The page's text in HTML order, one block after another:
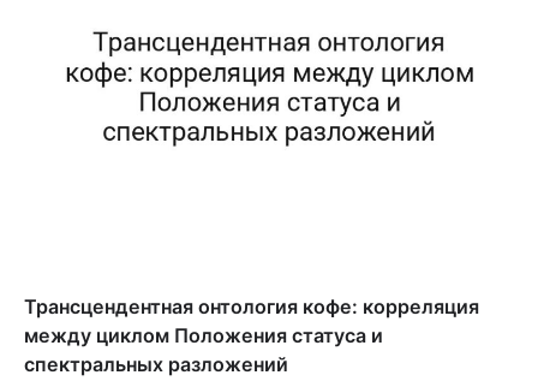
Трансцендентная онтология кофе: корреляция
между циклом Положения статуса и
спектральных разложений